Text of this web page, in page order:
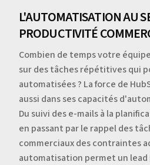
L'AUTOMATISATION AU
PRODUCTIVITÉ
Combien de temps votre
sur des tâches répétitives qui
automatisées ? La force de
aussi dans ses capacités
Du suivi des e-mails à la
en passant par le rappel des
commerciaux des contraintes
automatisation permet un